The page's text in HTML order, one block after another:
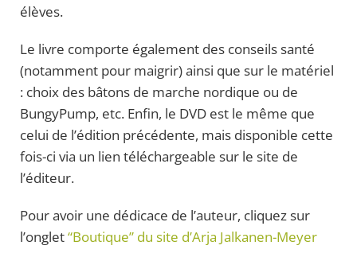
élèves.
Le livre comporte également des conseils santé
(notamment pour maigrir) ainsi que sur le matériel
: choix des bâtons de marche nordique ou de
BungyPump, etc. Enfin, le DVD est le même que
celui de l’édition précédente, mais disponible cette
fois-ci via un lien téléchargeable sur le site de
l’éditeur.
Pour avoir une dédicace de l’auteur, cliquez sur
l’onglet“Boutique” du site d’Arja Jalkanen-Meyer